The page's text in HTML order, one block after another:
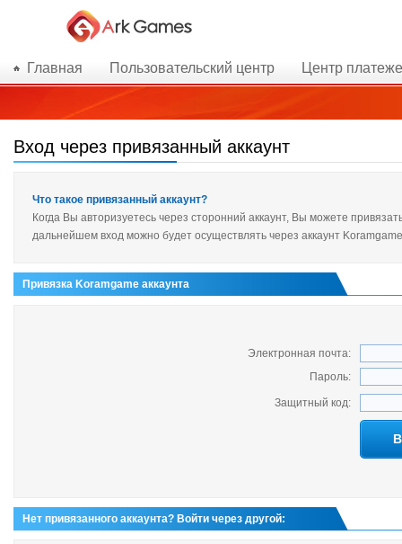
Главная Пользовательский центр Центр
Вход через привязанный аккаунт
Что такое привязанный аккаунт?
Когда Вы авторизуетесь через сторонний аккаунт, Вы можете
дальнейшем вход можно будет осуществлять через аккаунт
Привязка Koramgame аккаунта
Электронная почта:
Пароль:
Защитный код:
Нет привязанного аккаунта? Войти через другой: